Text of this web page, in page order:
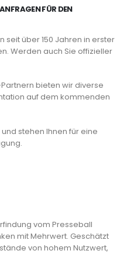
FÜR DEN
seit über 150 Jahren in erster
Werden auch Sie offizieller
bieten wir diverse
auf dem kommenden
stehen Ihnen für eine
vom Presseball
mit Mehrwert. Geschätzt
von hohem Nutzwert,